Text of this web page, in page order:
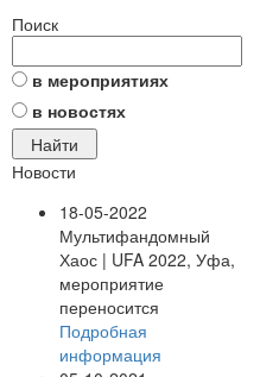
Поиск
в мероприятиях
в новостях
Новости
18-05-2022
Мультифандомный
Хаос | UFA 2022, Уфа,
мероприятие
переносится
Подробная
информация